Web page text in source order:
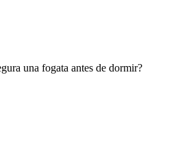
una fogata antes de dormir?